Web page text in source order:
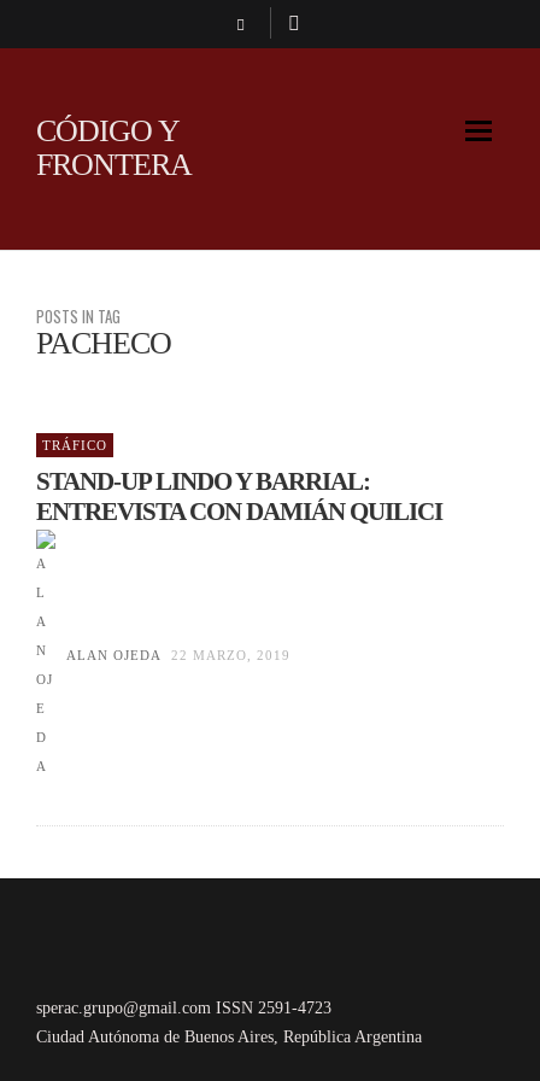
CÓDIGO Y
FRONTERA
POSTS IN TAG
PACHECO
TRÁFICO
STAND-UP LINDO Y BARRIAL:
ENTREVISTA CON DAMIÁN QUILICI
ALAN OJEDA 22 MARZO, 2019
sperac.grupo@gmail.com ISSN 2591-4723
Ciudad Autónoma de Buenos Aires, República Argentina